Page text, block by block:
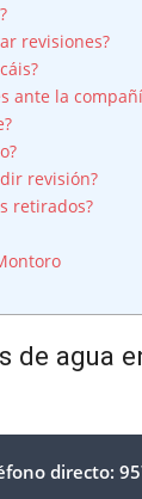
revisiones?
ante la
revisión?
retirados?
de agua
directo: